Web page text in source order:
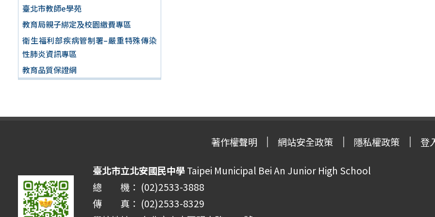
臺北市教師e學苑
教育局親子綁定及校園繳費專區
衛生福利部疾病管制署–嚴重特殊傳染
性肺炎資訊專區
教育品質保證網
著作權聲明 網站安全政策 隱私權政策 登
臺北市立北安國民中學Taipei Municipal Bei An Junior High School
總 機： (02)2533-3888
傳 真： (02)2533-8329